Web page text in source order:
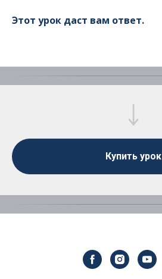
Этот урок даст вам ответ.
Купить урок